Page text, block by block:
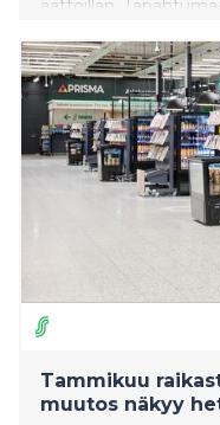
aattoillan.
huomioiden.
Tammikuu
muutos näkyy